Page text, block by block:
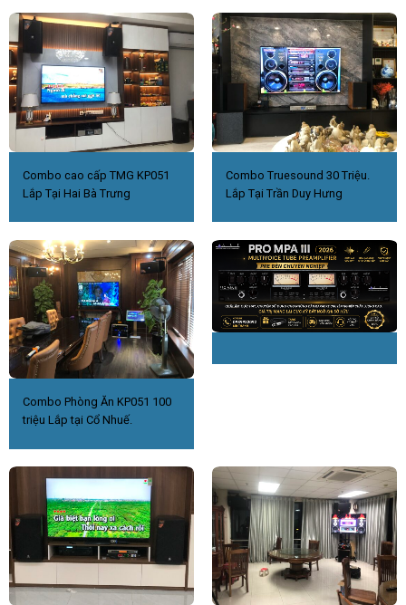
Combo cao cấp TMG KP051
Lắp Tại Hai Bà Trưng
Combo Truesound 30 Triệu.
Lắp Tại Trần Duy Hưng
Combo Phòng Ăn KP051 100
triệu Lắp tại Cổ Nhuế.